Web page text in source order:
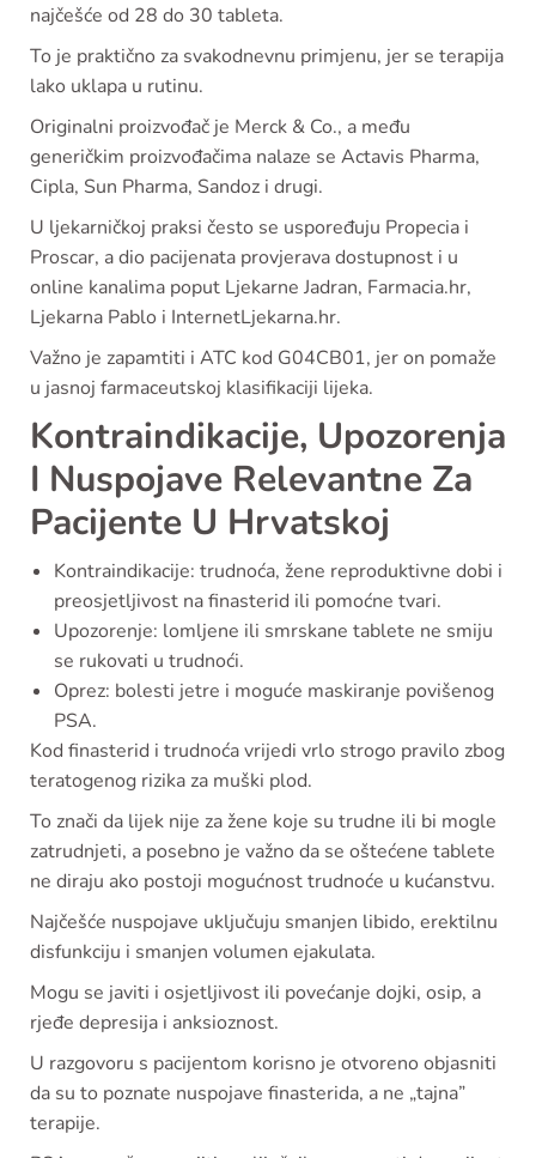
najčešće od 28 do 30 tableta.
To je praktično za svakodnevnu primjenu, jer se terapija
lako uklapa u rutinu.
Originalni proizvođač je Merck & Co., a među
generičkim proizvođačima nalaze se Actavis Pharma,
Cipla, Sun Pharma, Sandoz i drugi.
U ljekarničkoj praksi često se uspoređuju Propecia i
Proscar, a dio pacijenata provjerava dostupnost i u
online kanalima poput Ljekarne Jadran, Farmacia.hr,
Ljekarna Pablo i InternetLjekarna.hr.
Važno je zapamtiti i ATC kod G04CB01, jer on pomaže
u jasnoj farmaceutskoj klasifikaciji lijeka.
Kontraindikacije, Upozorenja
I Nuspojave Relevantne Za
Pacijente U Hrvatskoj
Kontraindikacije: trudnoća, žene reproduktivne dobi i
preosjetljivost na finasterid ili pomoćne tvari.
Upozorenje: lomljene ili smrskane tablete ne smiju
se rukovati u trudnoći.
Oprez: bolesti jetre i moguće maskiranje povišenog
PSA.
Kod finasterid i trudnoća vrijedi vrlo strogo pravilo zbog
teratogenog rizika za muški plod.
To znači da lijek nije za žene koje su trudne ili bi mogle
zatrudnjeti, a posebno je važno da se oštećene tablete
ne diraju ako postoji mogućnost trudnoće u kućanstvu.
Najčešće nuspojave uključuju smanjen libido, erektilnu
disfunkciju i smanjen volumen ejakulata.
Mogu se javiti i osjetljivost ili povećanje dojki, osip, a
rjeđe depresija i anksioznost.
U razgovoru s pacijentom korisno je otvoreno objasniti
da su to poznate nuspojave finasterida, a ne „tajna”
terapije.